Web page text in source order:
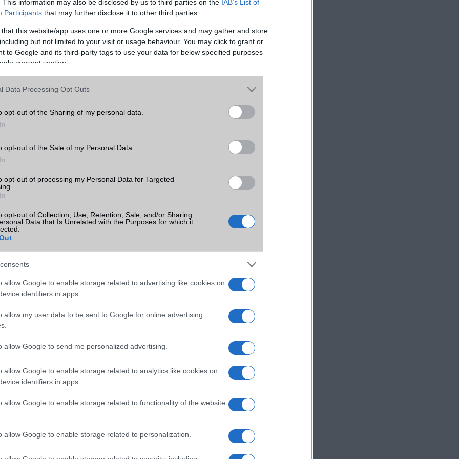
This information may also be disclosed by us to third parties on the IAB’s List of
Participants that may further disclose it to other third parties.
that this website/app uses one or more Google services and may gather and store
but not limited to your visit or usage behaviour. You may click to grant or
to Google and its third-party tags to use your data for below specified purposes
consent section.
Data Processing Opt Outs
opt-out of the Sharing of my personal data.
opt-out of the Sale of my Personal Data.
opt-out of processing my Personal Data for Targeted
opt-out of Collection, Use, Retention, Sale, and/or Sharing
Data that Is Unrelated with the Purposes for which it
allow Google to enable storage related to advertising like cookies on
identifiers in apps.
allow my user data to be sent to Google for online advertising
allow Google to send me personalized advertising.
allow Google to enable storage related to analytics like cookies on
identifiers in apps.
allow Google to enable storage related to functionality of the website
allow Google to enable storage related to personalization.
ám a tervek
2026.07.17 | Android Headlines
Galaxy Z Fold8 és a Galaxy Z Fold8 Ultra
látványosan felülmúlhatja elődjét
üzemidőben.
a Galaxy Watch9 és
specifikáció: új
nagyobb
következő okosórái.
A Tomorrowland Belgium
Az ANKER és a soundcore is kiemelt
mégsem kell cserélhető
akkumulátor az Apple
Az Európai Bizottság módosította az
akkumulátorokra vonatkozó szabályozást,
fülhallgatói mentesülhetnek a felhasználó
vége: a
Európából és Észak-
hogy nem dob
át a szerepét, és a
a ColorOS
Ultra teljes specifikációja
következő generációs hajlítható
kialakítással, titán kijelzőréteggel,
Snapdragon 8 Elite Gen 5 lapkával és
érkezhetnek.
rengetheti
Android piacát: a
mellett a realme
Health AI adatkezelését:
nem törlődnek az